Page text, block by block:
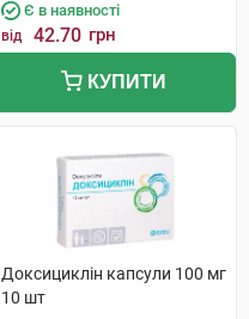
Є в наявності
від 42.70 грн
КУПИТИ
Доксициклін капсули 100 мг
10 шт